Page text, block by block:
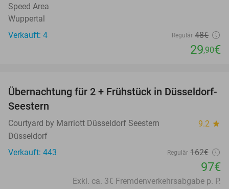
Speed Area
Wuppertal
Verkauft: 4
Regulär 48€
29,90€
40%
Übernachtung für 2 + Frühstück in Düsseldorf-
Seestern
Courtyard by Marriott Düsseldorf Seestern 9.2 star
Düsseldorf
Verkauft: 443
Regulär 162€
97€
Exkl. ca. 3€ Fremdenverkehrsabgabe p. P.